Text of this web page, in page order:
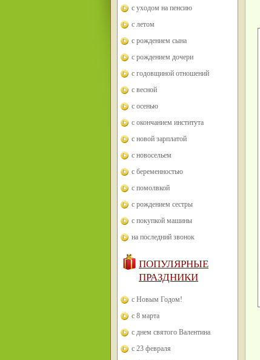
с уходом на пенсию
с летом
с рождением сына
с рождением дочери
с годовщиной отношений
с весной
с осенью
с окончанием института
с новой зарплатой
с новосельем
с беременностью
с помолвкой
с рождением сестры
с покупкой машины
на последний звонок
ПОПУЛЯРНЫЕ
ПРАЗДНИКИ
с Новым Годом!
с 8 марта
с днем святого Валентина
с 23 февраля